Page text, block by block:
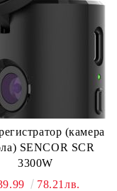
(камера
SENCOR SCR
3300W
78.21лв.